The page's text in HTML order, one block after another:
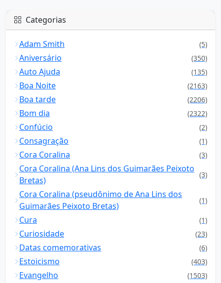
Categorias
Adam Smith (5)
Aniversário (350)
Auto Ajuda (135)
Boa Noite (2163)
Boa tarde (2206)
Bom dia (2322)
Confúcio (2)
Consagração (1)
Cora Coralina (3)
Cora Coralina (Ana Lins dos Guimarães Peixoto
Bretas)
(3)
Cora Coralina (pseudônimo de Ana Lins dos
Guimarães Peixoto Bretas)
(1)
Cura (1)
Curiosidade (23)
Datas comemorativas (6)
Estoicismo (403)
Evangelho (1503)